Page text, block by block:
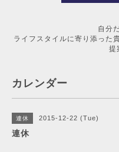
カー
自分だけの「男前
ライフスタイルに寄り添った
提
カレンダー
連休 2015-12-22 (Tue)
連休